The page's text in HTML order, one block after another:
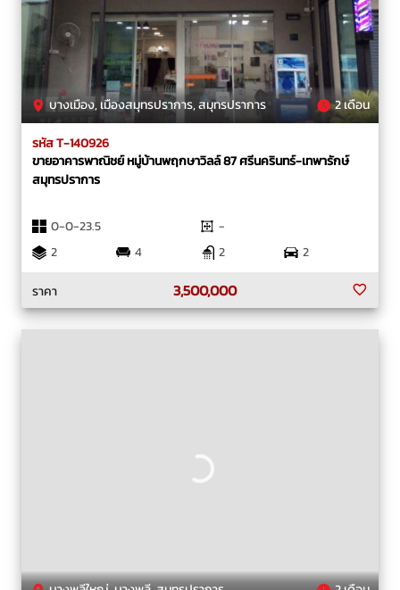
บางเมือง, เมืองสมุทรปราการ, สมุทรปราการ 2 เดือน
รหัส T-140926
ขายอาคารพาณิชย์ หมู่บ้านพฤกษาวิลล์ 87 ศรีนครินทร์-เทพารักษ์
สมุทรปราการ
0-0-23.5
-
2
4 2
2
ราคา
3,500,000